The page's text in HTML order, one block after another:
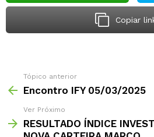
Copiar
Tópico anterior
Encontro IFY 05/03/2025
Ver Próximo
RESULTADO ÍNDICE